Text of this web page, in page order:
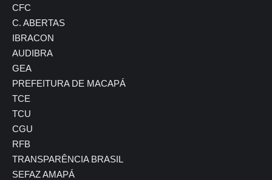
CFC
C. ABERTAS
IBRACON
AUDIBRA
GEA
PREFEITURA DE MACAPÁ
TCE
TCU
CGU
RFB
TRANSPARÊNCIA BRASIL
SEFAZ AMAPÁ